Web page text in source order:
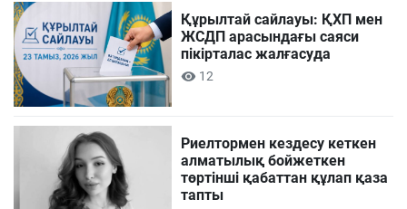
Құрылтай сайлауы: ҚХП мен
ЖСДП арасындағы саяси
пікірталас жалғасуда
12
Риелтормен кездесу кеткен
алматылық бойжеткен
төртінші қабаттан құлап қаза
тапты